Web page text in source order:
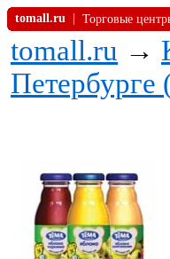
tomall.ru Торговые
tomall.ru →